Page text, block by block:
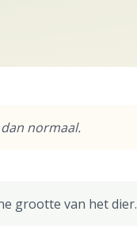
normaal.
grootte van het dier.